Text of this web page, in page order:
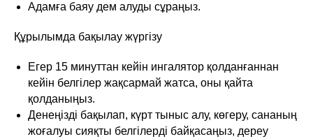
Адамға баяу дем алуды сұраңыз.
Құрылымда бақылау жүргізу
Егер 15 минуттан кейін ингалятор қолданғаннан
кейін белгілер жақсармай жатса, оны қайта
қолданыңыз.
Денеңізді бақылап, күрт тыныс алу, көгеру, сананың
жоғалуы сияқты белгілерді байқасаңыз, дереу